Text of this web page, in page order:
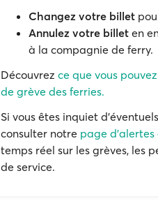
Changez votre billet
Annulez votre billet en
à la compagnie de ferry.
Découvrez ce que vous
de grève des ferries.
Si vous êtes inquiet
consulter notre page d'alertes
temps réel sur les grèves, les
de service.